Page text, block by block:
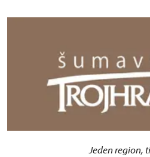
Jeden region,